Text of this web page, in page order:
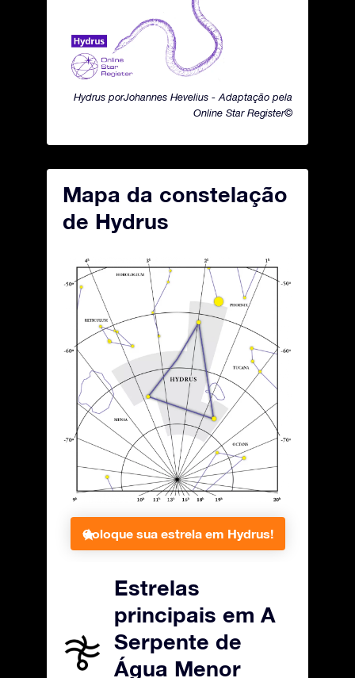
Hydrus porJohannes Hevelius - Adaptação pela
Online Star Register©
Mapa da constelação
de Hydrus
Coloque sua estrela em Hydrus!
Estrelas
principais em A
Serpente de
Água Menor